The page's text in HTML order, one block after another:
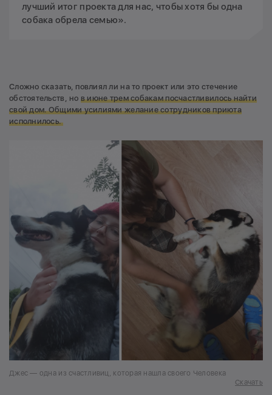
лучший итог проекта для нас, чтобы хотя бы одна
собака обрела семью».
Сложно сказать, повлиял ли на то проект или это стечение
обстоятельств, но в июне трем собакам посчастливилось найти
свой дом. Общими усилиями желание сотрудников приюта
исполнилось.
Джес — одна из счастливиц, которая нашла своего Человека
Скачать